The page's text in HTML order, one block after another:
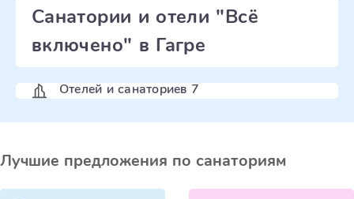
Санатории и отели "Всё
включено" в Гагре
Отелей и санаториев 7
Лучшие предложения по санаториям